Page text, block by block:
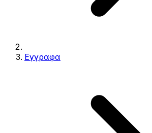
Εγγραφα